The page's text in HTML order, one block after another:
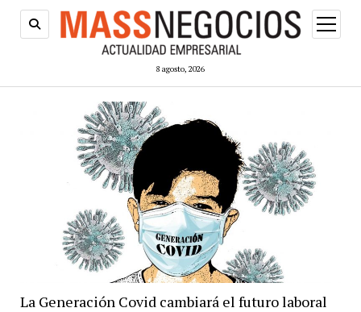
8 agosto, 2026
abrir
menú
La Generación Covid cambiará el futuro laboral